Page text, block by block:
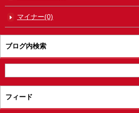
マイナー(0)
ブログ内検索
フィード